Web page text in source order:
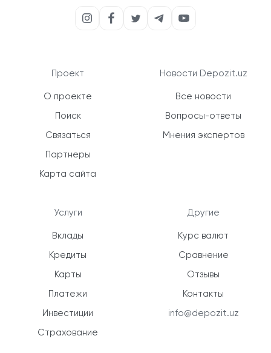
Проект
О проекте
Поиск
Связаться
Партнеры
Карта сайта
Услуги
Вклады
Кредиты
Карты
Платежи
Инвестиции
Страхование
Новости Depozit.uz
Все новости
Вопросы-ответы
Мнения экспертов
Другие
Курс валют
Сравнение
Отзывы
Контакты
info@depozit.uz